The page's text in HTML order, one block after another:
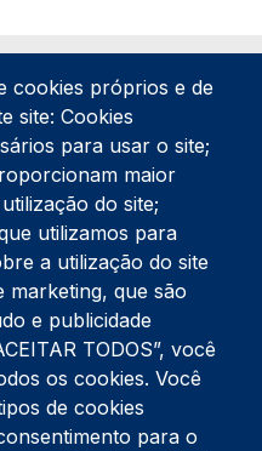
da Nazaré
cookies próprios e de
site: Cookies
para usar o site;
maior
do site;
utilizamos para
a utilização do site
marketing, que são
e publicidade
TODOS”, você
os cookies. Você
de cookies
para o